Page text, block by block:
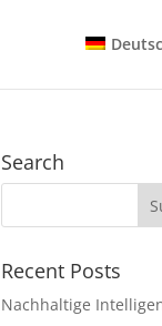
Search
Recent Posts
Nachhaltige